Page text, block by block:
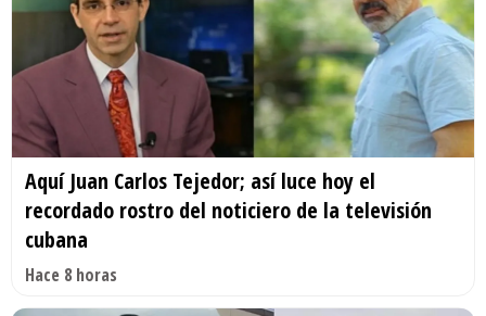
Aquí Juan Carlos Tejedor; así luce hoy el
recordado rostro del noticiero de la televisión
cubana
Hace 8 horas